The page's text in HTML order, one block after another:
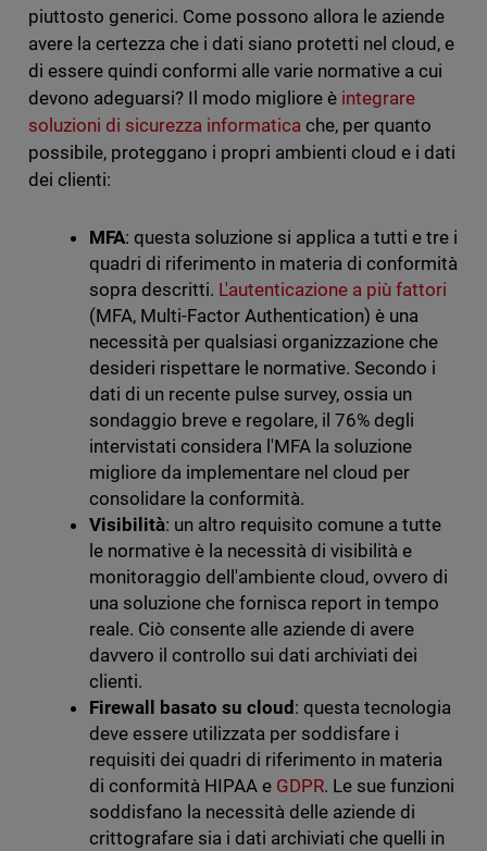
piuttosto generici. Come possono allora le aziende
avere la certezza che i dati siano protetti nel cloud, e
di essere quindi conformi alle varie normative a cui
devono adeguarsi? Il modo migliore è integrare
soluzioni di sicurezza informatica che, per quanto
possibile, proteggano i propri ambienti cloud e i dati
dei clienti:
MFA: questa soluzione si applica a tutti e tre i
quadri di riferimento in materia di conformità
sopra descritti. L'autenticazione a più fattori
(MFA, Multi-Factor Authentication) è una
necessità per qualsiasi organizzazione che
desideri rispettare le normative. Secondo i
dati di un recente pulse survey, ossia un
sondaggio breve e regolare, il 76% degli
intervistati considera l'MFA la soluzione
migliore da implementare nel cloud per
consolidare la conformità.
Visibilità: un altro requisito comune a tutte
le normative è la necessità di visibilità e
monitoraggio dell'ambiente cloud, ovvero di
una soluzione che fornisca report in tempo
reale. Ciò consente alle aziende di avere
davvero il controllo sui dati archiviati dei
clienti.
Firewall basato su cloud : questa tecnologia
deve essere utilizzata per soddisfare i
requisiti dei quadri di riferimento in materia
di conformità HIPAA e GDPR. Le sue funzioni
soddisfano la necessità delle aziende di
crittografare sia i dati archiviati che quelli in